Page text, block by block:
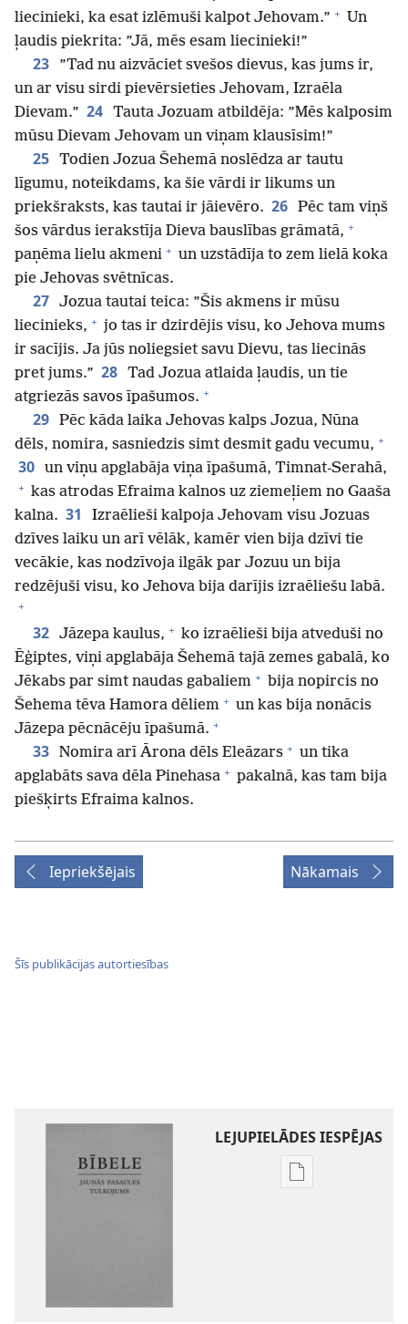
liecinieki, ka esat izlēmuši kalpot Jehovam.” + Un
ļaudis piekrita: ”Jā, mēs esam liecinieki!”
23
”Tad nu aizvāciet svešos dievus, kas jums ir,
un ar visu sirdi pievērsieties Jehovam, Izraēla
Dievam.” 24 Tauta Jozuam atbildēja: ”Mēs kalposim
mūsu Dievam Jehovam un viņam klausīsim!”
25 Todien Jozua Šehemā noslēdza ar tautu
līgumu, noteikdams, ka šie vārdi ir likums un
priekšraksts, kas tautai ir jāievēro. 26 Pēc tam viņš
šos vārdus ierakstīja Dieva bauslības grāmatā, +
paņēma lielu akmeni + un uzstādīja to zem lielā koka
pie Jehovas svētnīcas.
27 Jozua tautai teica: ”Šis akmens ir mūsu
liecinieks, + jo tas ir dzirdējis visu, ko Jehova mums
ir sacījis. Ja jūs noliegsiet savu Dievu, tas liecinās
pret jums.” 28 Tad Jozua atlaida ļaudis, un tie
atgriezās savos īpašumos. +
29 Pēc kāda laika Jehovas kalps Jozua, Nūna
dēls, nomira, sasniedzis simt desmit gadu vecumu, +
30 un viņu apglabāja viņa īpašumā, Timnat-Serahā,
+ kas atrodas Efraima kalnos uz ziemeļiem no Gaaša
kalna. 31
Izraēlieši kalpoja Jehovam visu Jozuas
dzīves laiku un arī vēlāk, kamēr vien bija dzīvi tie
vecākie, kas nodzīvoja ilgāk par Jozuu un bija
redzējuši visu, ko Jehova bija darījis izraēliešu labā.
+
32 Jāzepa kaulus, + ko izraēlieši bija atveduši no
Ēģiptes, viņi apglabāja Šehemā tajā zemes gabalā, ko
Jēkabs par simt naudas gabaliem + bija nopircis no
Šehema tēva Hamora dēliem + un kas bija nonācis
Jāzepa pēcnācēju īpašumā. +
33 Nomira arī Ārona dēls Eleāzars + un tika
apglabāts sava dēla Pinehasa + pakalnā, kas tam bija
piešķirts Efraima kalnos.
Iepriekšējais Nākamais
Šīs publikācijas autortiesības
LEJUPIELĀDES IESPĒJAS
Publikāciju